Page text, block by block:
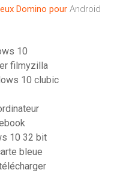
Domino pour Android
10
filmyzilla
10 clubic
10 32 bit
bleue